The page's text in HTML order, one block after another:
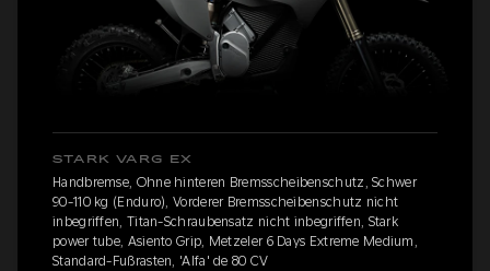
STARK VARG EX
Handbremse, Ohne hinteren Bremsscheibenschutz, Schwer
90-110 kg (Enduro), Vorderer Bremsscheibenschutz nicht
inbegriffen, Titan-Schraubensatz nicht inbegriffen, Stark
power tube, Asiento Grip, Metzeler 6 Days Extreme Medium,
Standard-Fußrasten, 'Alfa' de 80 CV